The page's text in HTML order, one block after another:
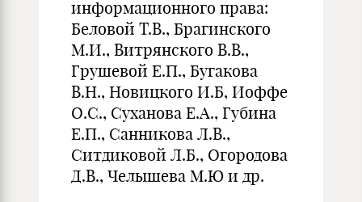
информационного права:
Беловой Т.В., Брагинского
М.И., Витрянского В.В.,
Грушевой Е.П., Бугакова
В.Н., Новицкого И.Б, Иоффе
О.С., Суханова Е.А., Губина
Е.П., Санникова Л.В.,
Ситдиковой Л.Б., Огородова
Д.В., Челышева М.Ю и др.